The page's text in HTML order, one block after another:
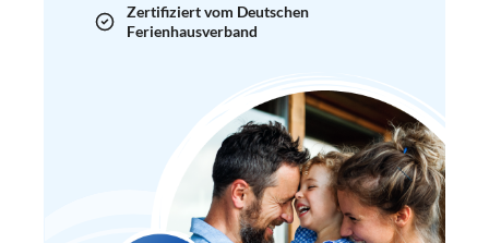
Zertifiziert vom Deutschen
Ferienhausverband